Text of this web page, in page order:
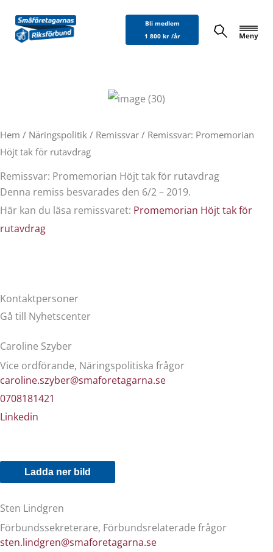
innehåll
Bli medlem
1 800 kr /år
Hem / Näringspolitik / Remissvar / Remissvar: Promemorian
Höjt tak för rutavdrag
Remissvar: Promemorian Höjt tak för rutavdrag
Denna remiss besvarades den 6/2 – 2019.
Här kan du läsa remissvaret: Promemorian Höjt tak för
rutavdrag
Kontaktpersoner
Gå till Nyhetscenter
Caroline Szyber
Vice ordförande, Näringspolitiska frågor
caroline.szyber@smaforetagarna.se
0708181421
Linkedin
Ladda ner bild
Sten Lindgren
Förbundssekreterare, Förbundsrelaterade frågor
sten.lindgren@smaforetagarna.se